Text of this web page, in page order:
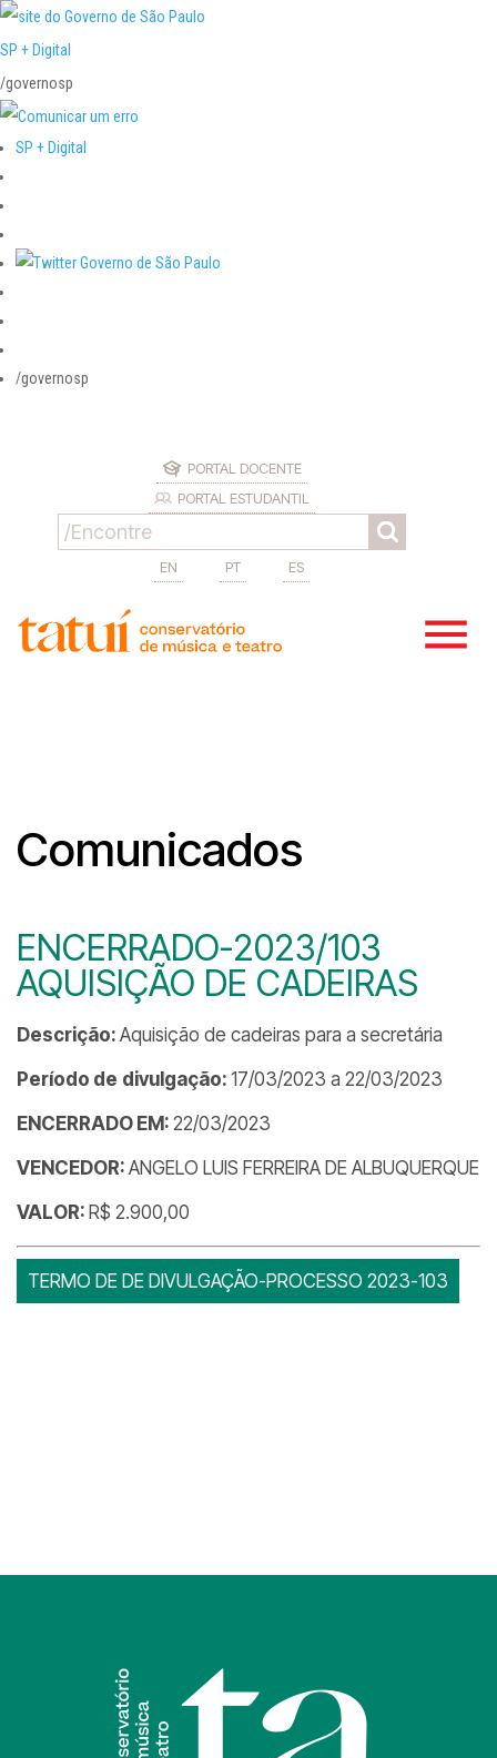
SP + Digital
/governosp
SP + Digital
/governosp
PORTAL DOCENTE
PORTAL ESTUDANTIL
EN PT ES
Comunicados
ENCERRADO-2023/103
AQUISIÇÃO DE CADEIRAS
Descrição: Aquisição de cadeiras para a secretária
Período de divulgação: 17/03/2023 a 22/03/2023
ENCERRADO EM: 22/03/2023
VENCEDOR: ANGELO LUIS FERREIRA DE ALBUQUERQUE
VALOR: R$ 2.900,00
TERMO DE DE DIVULGAÇÃO-PROCESSO 2023-103